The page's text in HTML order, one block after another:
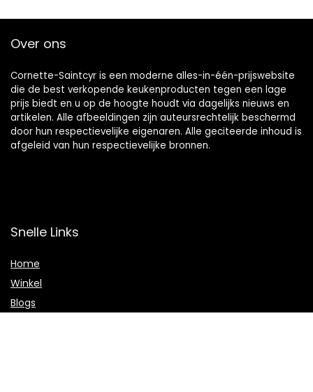
Over ons
Cornette-Saintcyr is een moderne alles-in-één-prijswebsite
die de best verkopende keukenproducten tegen een lage
prijs biedt en u op de hoogte houdt via dagelijks nieuws en
artikelen. Alle afbeeldingen zijn auteursrechtelijk beschermd
door hun respectievelijke eigenaren. Alle geciteerde inhoud is
afgeleid van hun respectievelijke bronnen.
Snelle Links
Home
Winkel
Blogs